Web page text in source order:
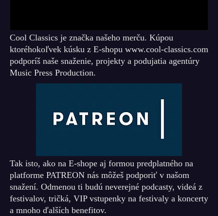
Cool Classics je značka našeho merču. Kúpou
ktoréhokoľvek kúsku z E-shopu www.cool-classics.com
podporíš naše snaženie, projekty a podujatia agentúry
Music Press Production.
Tak isto, ako na E-shope aj formou predplatného na
platforme PATREON nás môžeš podporiť v našom
snažení. Odmenou ti budú neverejné podcasty, videá z
festivalov, tričká, VIP vstupenky na festivaly a koncerty
a mnoho ďalších benefitov.